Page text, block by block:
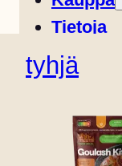
tyhjä
Tietoja
Tarinat
Reseptit